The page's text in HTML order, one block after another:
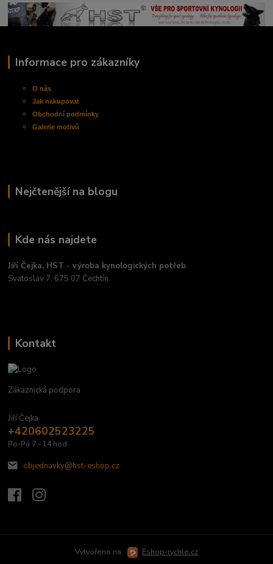
Informace pro zákazníky
O nás
Jak nakupovat
Obchodnípodmínky
Galerie motivů
Nejčtenější na blogu
Kde nás najdete
Jiří Čejka, HST - výroba kynologických potřeb
Svatoslav 7, 675 07 Čechtín
Kontakt
Zákaznická podpora
Jiří Čejka
+420602523225
Po-Pá 7 - 14 hod.
objednavky@hst-eshop.cz
Vytvořeno na Eshop-rychle.cz